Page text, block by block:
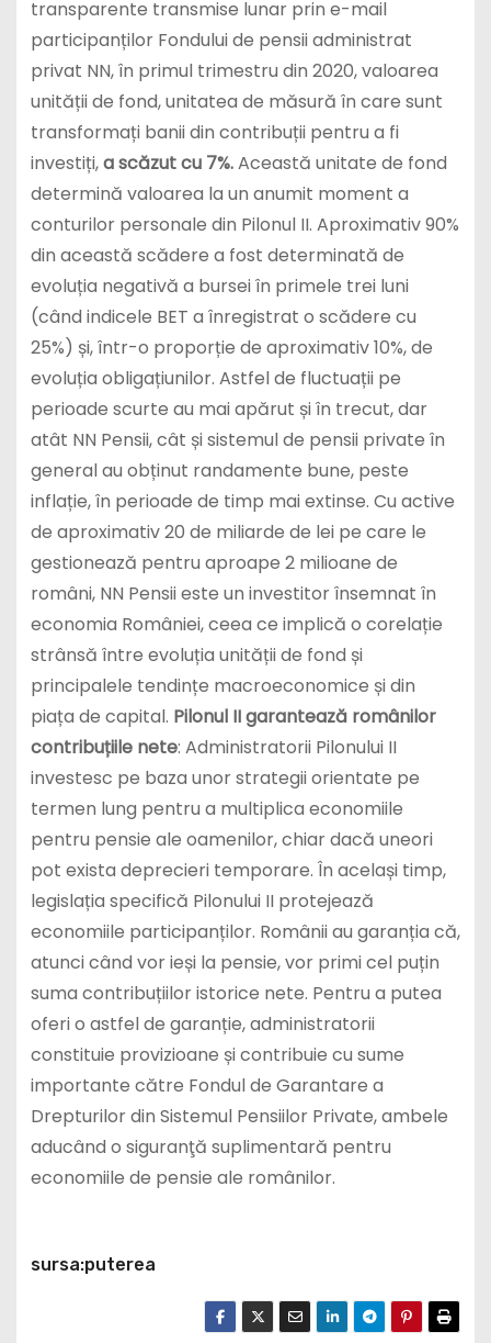
transparente transmise lunar prin e-mail
participanților Fondului de pensii administrat
privat NN, în primul trimestru din 2020, valoarea
unității de fond, unitatea de măsură în care sunt
transformați banii din contribuții pentru a fi
investiți,a scăzut cu 7%.Această unitate de fond
determină valoarea la un anumit moment a
conturilor personale din Pilonul II. Aproximativ 90%
din această scădere a fost determinată de
evoluția negativă a bursei în primele trei luni
(când indicele BET a înregistrat o scădere cu
25%) și, într-o proporție de aproximativ 10%, de
evoluția obligațiunilor. Astfel de fluctuații pe
perioade scurte au mai apărut și în trecut, dar
atât NN Pensii, cât și sistemul de pensii private în
general au obținut randamente bune, peste
inflație, în perioade de timp mai extinse. Cu active
de aproximativ 20 de miliarde de lei pe care le
gestionează pentru aproape 2 milioane de
români, NN Pensii este un investitor însemnat în
economia României, ceea ce implică o corelație
strânsă între evoluția unității de fond și
principalele tendințe macroeconomice și din
piața de capital. Pilonul II garantează românilor
contribuțiile nete: Administratorii Pilonului II
investesc pe baza unor strategii orientate pe
termen lung pentru a multiplica economiile
pentru pensie ale oamenilor, chiar dacă uneori
pot exista deprecieri temporare. În același timp,
legislația specifică Pilonului II protejează
economiile participanților. Românii au garanția că,
atunci când vor ieși la pensie, vor primi cel puțin
suma contribuțiilor istorice nete. Pentru a putea
oferi o astfel de garanție, administratorii
constituie provizioane și contribuie cu sume
importante către Fondul de Garantare a
Drepturilor din Sistemul Pensiilor Private, ambele
aducând o siguranţă suplimentară pentru
economiile de pensie ale românilor.
sursa:puterea